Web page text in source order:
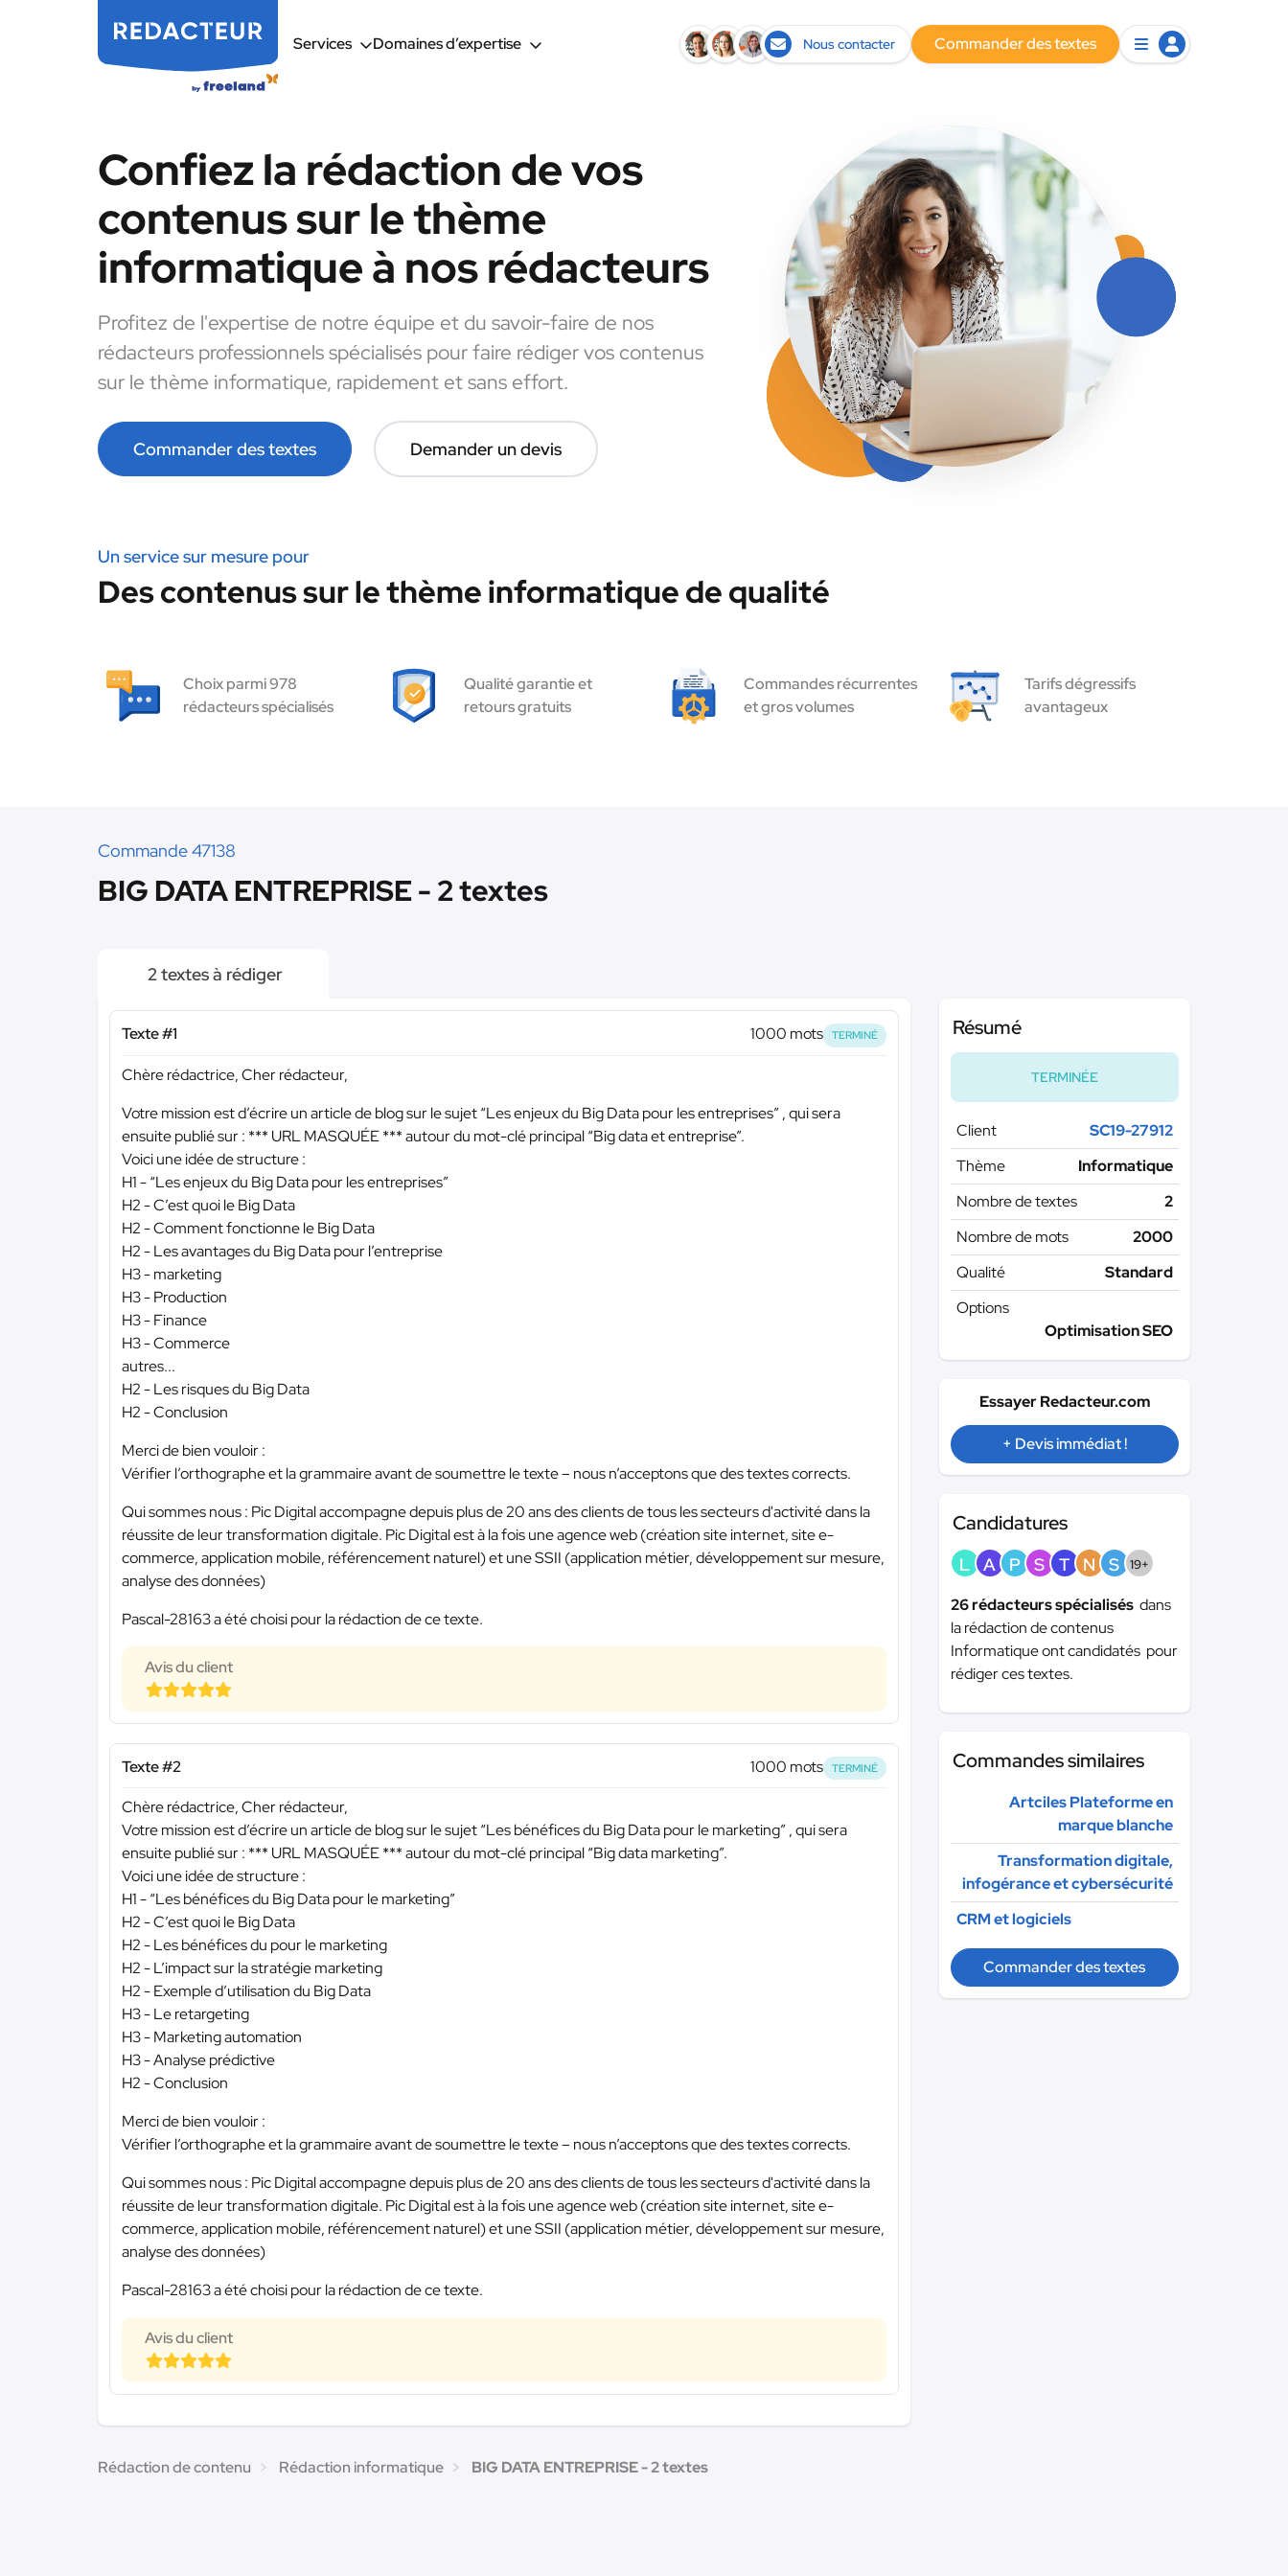
Services Domaines d’expertise Nous contacter Commander des textes
Confiez la rédaction de vos
contenus sur le thème
informatique à nos rédacteurs
Profitez de l'expertise de notre équipe et du savoir-faire de nos
rédacteurs professionnels spécialisés pour faire rédiger vos contenus
sur le thème informatique, rapidement et sans effort.
Commander des textes Demander un devis
Un service sur mesure pour
Des contenus sur le thème informatique de qualité
Choix parmi 978
rédacteurs spécialisés
Qualité garantie et
retours gratuits
Commandes récurrentes
et gros volumes
Tarifs dégressifs
avantageux
Commande 47138
BIG DATA ENTREPRISE - 2 textes
2 textes à rédiger
Texte #1 1000 mots TERMINÉ
Chère rédactrice, Cher rédacteur,
Votre mission est d’écrire un article de blog sur le sujet “Les enjeux du Big Data pour les entreprises” , qui sera
ensuite publié sur : *** URL MASQUÉE ***autour du mot-clé principal “Big data et entreprise”.
Voici une idée de structure :
H1 - “Les enjeux du Big Data pour les entreprises”
H2 - C’est quoi le Big Data
H2 - Comment fonctionne le Big Data
H2 - Les avantages du Big Data pour l’entreprise
H3 - marketing
H3 - Production
H3 - Finance
H3 - Commerce
autres...
H2 - Les risques du Big Data
H2 - Conclusion
Merci de bien vouloir :
Vérifier l’orthographe et la grammaire avant de soumettre le texte – nous n’acceptons que des textes corrects.
Qui sommes nous : Pic Digital accompagne depuis plus de 20 ans des clients de tous les secteurs d'activité dans la
réussite de leur transformation digitale. Pic Digital est à la fois une agence web (création site internet, site e-
commerce, application mobile, référencement naturel) et une SSII (application métier, développement sur mesure,
analyse des données)
Pascal-28163 a été choisi pour la rédaction de ce texte.
Avis du client
Texte #2 1000 mots TERMINÉ
Chère rédactrice, Cher rédacteur,
Votre mission est d’écrire un article de blog sur le sujet “Les bénéfices du Big Data pour le marketing” , qui sera
ensuite publié sur : *** URL MASQUÉE ***autour du mot-clé principal “Big data marketing”.
Voici une idée de structure :
H1 - “Les bénéfices du Big Data pour le marketing”
H2 - C’est quoi le Big Data
H2 - Les bénéfices du pour le marketing
H2 - L’impact sur la stratégie marketing
H2 - Exemple d’utilisation du Big Data
H3 - Le retargeting
H3 - Marketing automation
H3 - Analyse prédictive
H2 - Conclusion
Merci de bien vouloir :
Vérifier l’orthographe et la grammaire avant de soumettre le texte – nous n’acceptons que des textes corrects.
Qui sommes nous : Pic Digital accompagne depuis plus de 20 ans des clients de tous les secteurs d'activité dans la
réussite de leur transformation digitale. Pic Digital est à la fois une agence web (création site internet, site e-
commerce, application mobile, référencement naturel) et une SSII (application métier, développement sur mesure,
analyse des données)
Pascal-28163 a été choisi pour la rédaction de ce texte.
Avis du client
Résumé
TERMINÉE
Client
SC19-27912
Thème
Informatique
Nombre de textes
2
Nombre de mots
2000
Qualité
Standard
Options
Optimisation SEO
Essayer Redacteur.com
+ Devis immédiat !
Candidatures
L A P S T N S 19+
26 rédacteurs spécialisés dans
la rédaction de contenus
Informatique ont candidatés pour
rédiger ces textes.
Commandes similaires
Artciles Plateforme en
marque blanche
Transformation digitale,
infogérance et cybersécurité
CRM et logiciels
Commander des textes
Rédaction de contenu Rédaction informatique BIG DATA ENTREPRISE - 2 textes